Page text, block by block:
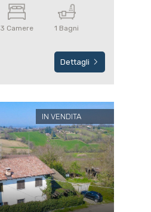
3 Camere 1 Bagni
Dettagli
IN VENDITA